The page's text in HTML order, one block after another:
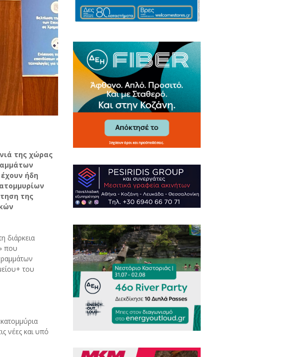
της χώρας
ήδη
της
διάρκεια
που
του
νέες και υπό